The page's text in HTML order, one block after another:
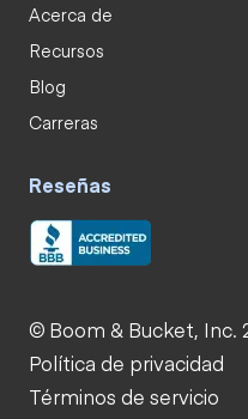
Acerca de
Recursos
Blog
Carreras
Reseñas
© Boom & Bucket, Inc.
Política de privacidad
Términos de servicio